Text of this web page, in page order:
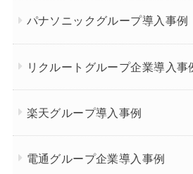
パナソニックグループ導入事例
リクルートグループ企業導入事
楽天グループ導入事例
電通グループ企業導入事例